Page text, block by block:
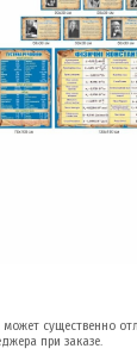
существенно
при заказе.